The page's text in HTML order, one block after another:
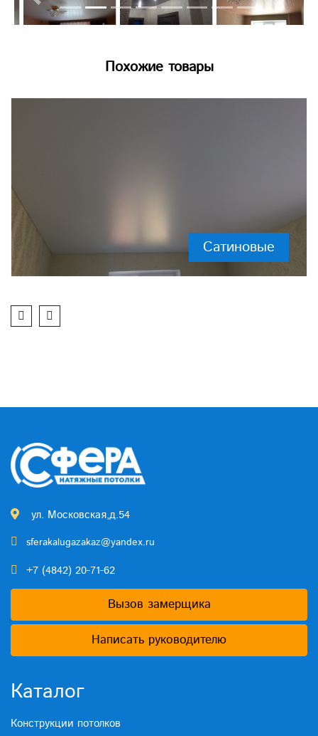
Previous Next
Похожие товары
Сатиновые
ул. Московская,д.54
sferakalugazakaz@yandex.ru
+7 (4842) 20-71-62
Вызов замерщика
Написать руководителю
Каталог
Конструкции потолков